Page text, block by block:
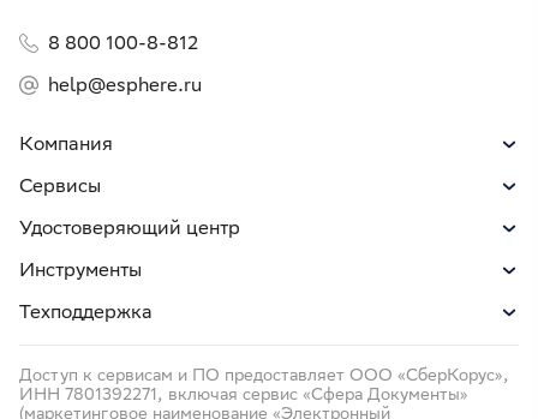
Компания
Сервисы
Удостоверяющий центр
Инструменты
Техподдержка
8 800 100-8-812
help@esphere.ru
Доступ к сервисам и ПО предоставляет ООО «СберКорус»,
ИНН 7801392271, включая сервис «Сфера Документы»
(маркетинговое наименование «Электронный